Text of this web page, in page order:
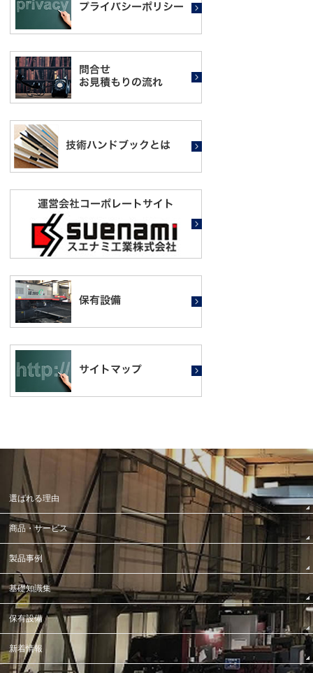
選ばれる理由
商品・サービス
製品事例
基礎知識集
保有設備
新着情報